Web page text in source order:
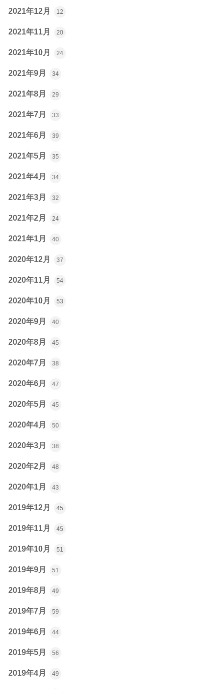
2021年12月 12
2021年11月 20
2021年10月 24
2021年9月 34
2021年8月 29
2021年7月 33
2021年6月 39
2021年5月 35
2021年4月 34
2021年3月 32
2021年2月 24
2021年1月 40
2020年12月 37
2020年11月 54
2020年10月 53
2020年9月 40
2020年8月 45
2020年7月 38
2020年6月 47
2020年5月 45
2020年4月 50
2020年3月 38
2020年2月 48
2020年1月 43
2019年12月 45
2019年11月 45
2019年10月 51
2019年9月 51
2019年8月 49
2019年7月 59
2019年6月 44
2019年5月 56
2019年4月 49